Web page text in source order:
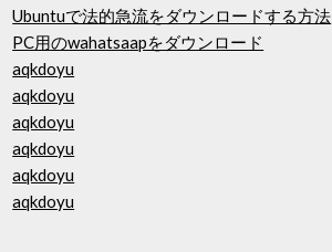
Ubuntuで法的急流をダウンロードする方法
PC用のwahatsaapをダウンロード
aqkdoyu
aqkdoyu
aqkdoyu
aqkdoyu
aqkdoyu
aqkdoyu